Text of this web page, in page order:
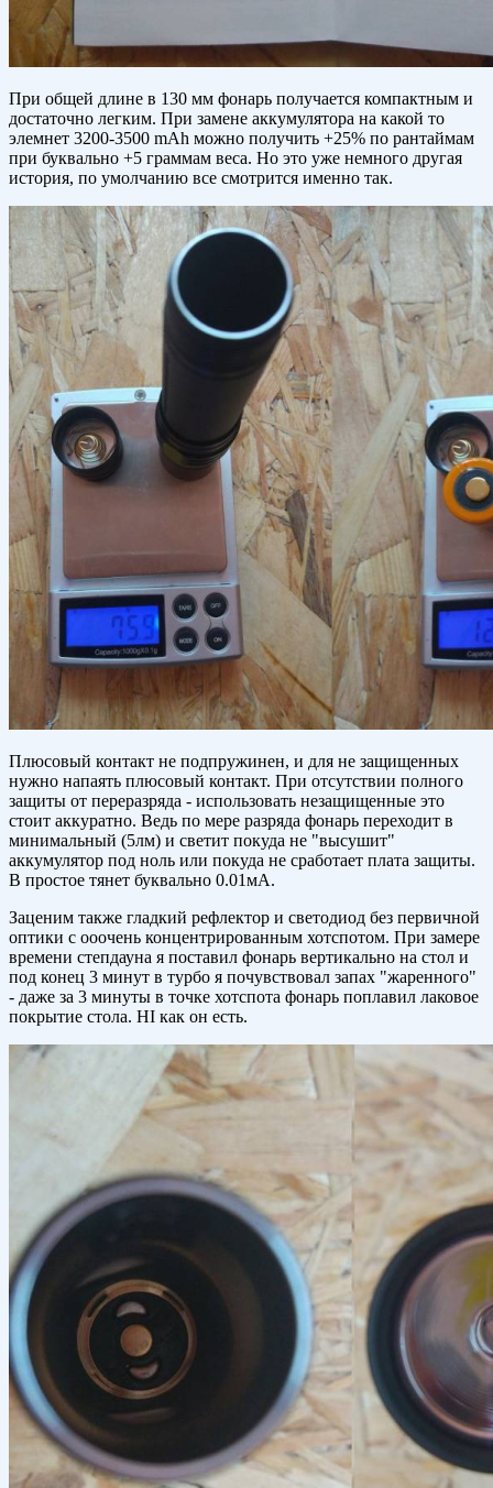
При общей длине в 130 мм фонарь получается компактным и
достаточно легким. При замене аккумулятора на какой то
элемнет 3200-3500 mAh можно получить +25% по рантаймам
при буквально +5 граммам веса. Но это уже немного другая
история, по умолчанию все смотрится именно так.
Плюсовый контакт не подпружинен, и для не защищенных
нужно напаять плюсовый контакт. При отсутствии полного
защиты от переразряда - использовать незащищенные это
стоит аккуратно. Ведь по мере разряда фонарь переходит в
минимальный (5лм) и светит покуда не "высушит"
аккумулятор под ноль или покуда не сработает плата защиты.
В простое тянет буквально 0.01мА.
Заценим также гладкий рефлектор и светодиод без первичной
оптики с ооочень концентрированным хотспотом. При замере
времени степдауна я поставил фонарь вертикально на стол и
под конец 3 минут в турбо я почувствовал запах "жаренного"
- даже за 3 минуты в точке хотспота фонарь поплавил лаковое
покрытие стола. HI как он есть.